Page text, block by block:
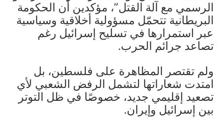
الرسمي مع آلة القتل”، مؤكدين أن الحكومة
البريطانية تتحمّل مسؤولية أخلاقية وسياسية
عبر استمرارها في تسليح إسرائيل رغم
تصاعد جرائم الحرب.
ولم تقتصر المظاهرة على فلسطين، بل
امتدت شعاراتها لتشمل الرفض الشعبي لأي
تصعيد إقليمي جديد، خصوصًا في ظل التوتر
بين إسرائيل وإيران.